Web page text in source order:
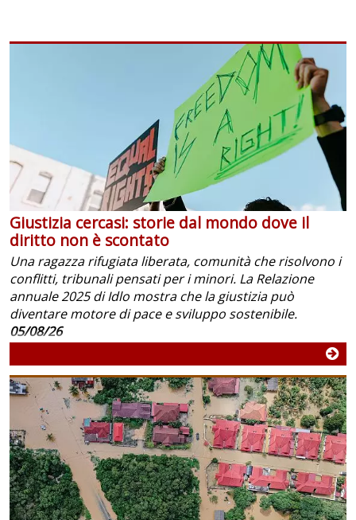
Giustizia cercasi: storie dal mondo dove il
diritto non è scontato
Una ragazza rifugiata liberata, comunità che risolvono i
conflitti, tribunali pensati per i minori. La Relazione
annuale 2025 di Idlo mostra che la giustizia può
diventare motore di pace e sviluppo sostenibile.
05/08/26